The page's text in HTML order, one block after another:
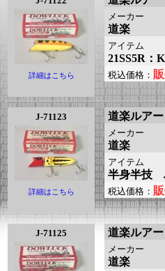
詳細はこちら
メーカー
道楽
アイテム
21SS5R：
税込価格：
J-71123
詳細はこちら
道楽ルアー
メーカー
道楽
アイテム
半身半技
税込価格：
J-71125 道楽ルアー
メーカー
道楽